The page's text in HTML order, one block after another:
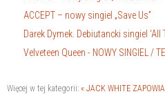
ACCEPT – nowy singiel „Save Us”
Darek Dymek. Debiutancki singiel ‘All
Velveteen Queen - NOWY SINGIEL /
Więcej w tej kategorii: « JACK WHITE